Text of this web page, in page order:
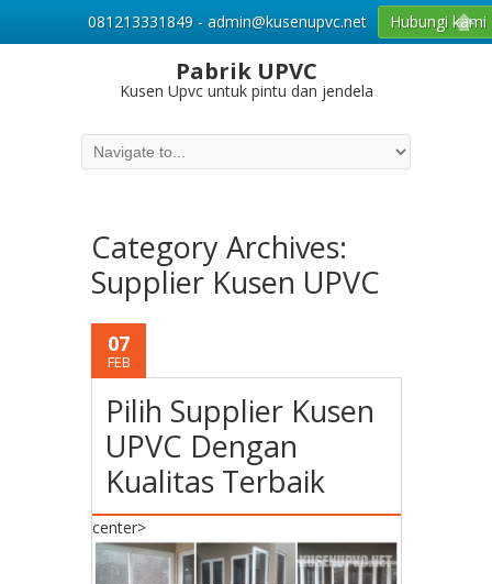
Pabrik UPVC
Kusen Upvc untuk pintu dan jendela
Category Archives:
Supplier Kusen UPVC
07
FEB
Pilih Supplier Kusen
UPVC Dengan
Kualitas Terbaik
center>
081213331849 - admin@kusenupvc.net Hubungi kami